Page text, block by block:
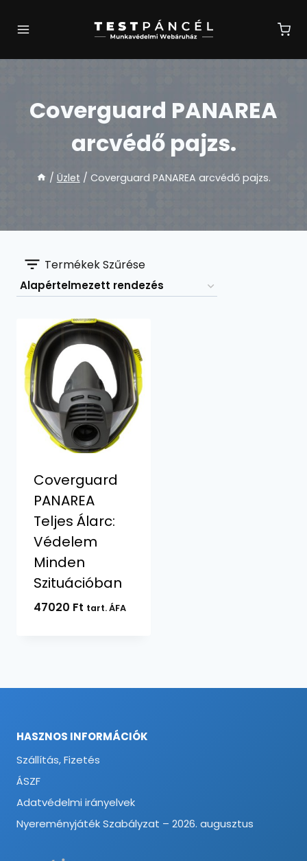
Coverguard PANAREA
arcvédő pajzs.
/ Üzlet / Coverguard PANAREA arcvédő pajzs.
Termékek Szűrése
Coverguard
PANAREA
Teljes Álarc:
Védelem
Minden
Szituációban
47020 Ft tart. ÁFA
HASZNOS INFORMÁCIÓK
Szállítás, Fizetés
ÁSZF
Adatvédelmi irányelvek
Nyereményjáték Szabályzat – 2026. augusztus